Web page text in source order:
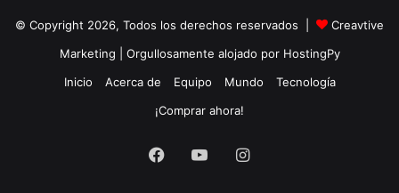
© Copyright 2026, Todos los derechos reservados |
Creavtive
Marketing | Orgullosamente alojado por HostingPy
Inicio
Acerca de Equipo Mundo
Tecnología
¡Comprar ahora!
Facebook
YouTubeInstagram